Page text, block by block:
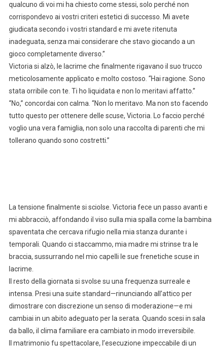
qualcuno di voi mi ha chiesto come stessi, solo perché non
corrispondevo ai vostri criteri estetici di successo. Mi avete
giudicata secondo i vostri standard e mi avete ritenuta
inadeguata, senza mai considerare che stavo giocando a un
gioco completamente diverso.”
Victoria si alzò, le lacrime che finalmente rigavano il suo trucco
meticolosamente applicato e molto costoso. “Hai ragione. Sono
stata orribile con te. Ti ho liquidata e non lo meritavi affatto.”
“No,” concordai con calma. “Non lo meritavo. Ma non sto facendo
tutto questo per ottenere delle scuse, Victoria. Lo faccio perché
voglio una vera famiglia, non solo una raccolta di parenti che mi
tollerano quando sono costretti.”
La tensione finalmente si sciolse. Victoria fece un passo avanti e
mi abbracciò, affondando il viso sulla mia spalla come la bambina
spaventata che cercava rifugio nella mia stanza durante i
temporali. Quando ci staccammo, mia madre mi strinse tra le
braccia, sussurrando nel mio capelli le sue frenetiche scuse in
lacrime.
Il resto della giornata si svolse su una frequenza surreale e
intensa. Presi una suite standard—rinunciando all’attico per
dimostrare con discrezione un senso di moderazione—e mi
cambiai in un abito adeguato per la serata. Quando scesi in sala
da ballo, il clima familiare era cambiato in modo irreversibile.
Il matrimonio fu spettacolare, l’esecuzione impeccabile di un